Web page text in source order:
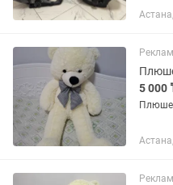
муфта
5 000